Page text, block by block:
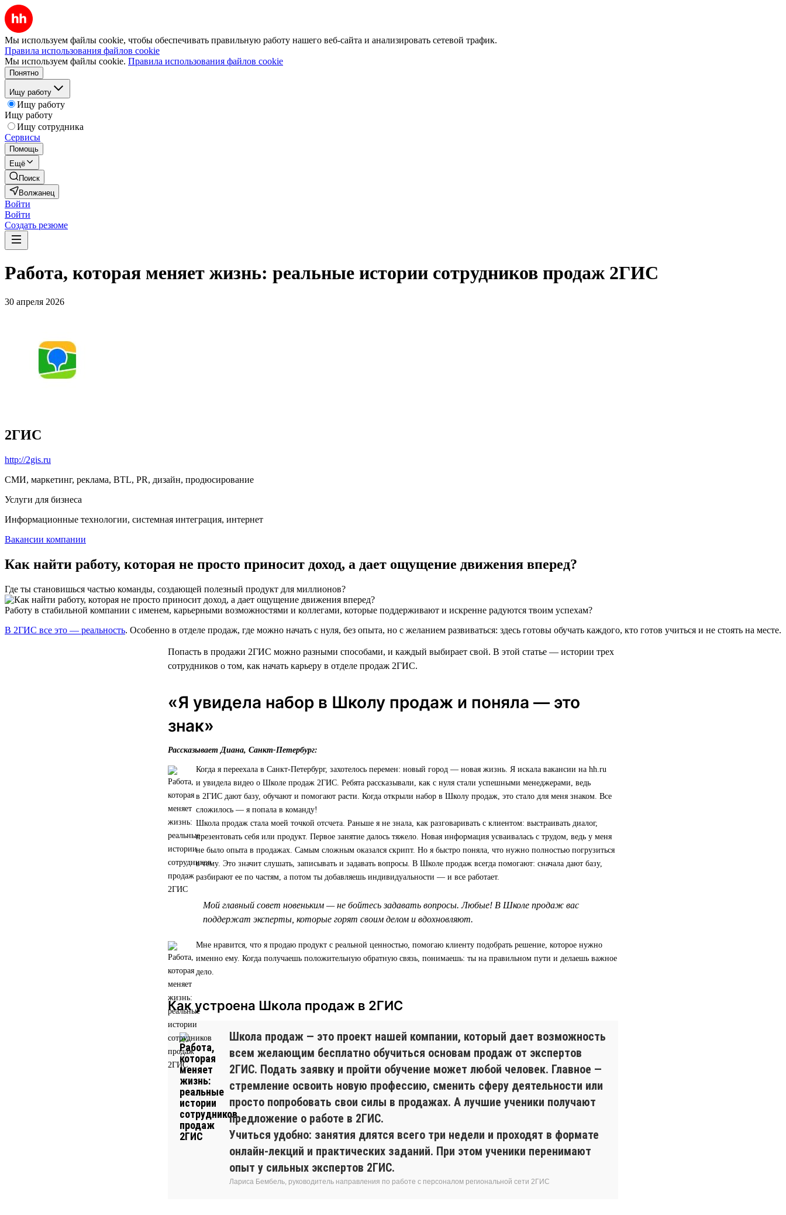
Мы используем файлы cookie, чтобы обеспечивать правильную работу нашего веб-сайта и анализировать сетевой трафик.
Правила использования файлов cookie
Мы используем файлы cookie. Правила использования файлов cookie
Понятно
Ищу работу
Ищу работу
Ищу работу
Ищу сотрудника
Сервисы
Помощь
Ещё
Поиск
Волжанец
Войти
Войти
Создать резюме
Работа, которая меняет жизнь: реальные истории сотрудников продаж 2ГИС
30 апреля 2026
2ГИС
http://2gis.ru
СМИ, маркетинг, реклама, BTL, PR, дизайн, продюсирование
Услуги для бизнеса
Информационные технологии, системная интеграция, интернет
Вакансии компании
Как найти работу, которая не просто приносит доход, а дает ощущение движения вперед?
Где ты становишься частью команды, создающей полезный продукт для миллионов?
Работу в стабильной компании с именем, карьерными возможностями и коллегами, которые поддерживают и искренне радуются твоим успехам?
В 2ГИС все это — реальность. Особенно в отделе продаж, где можно начать с нуля, без опыта, но с желанием развиваться: здесь готовы обучать каждого, кто готов учиться и не стоять на месте.
Попасть в продажи 2ГИС можно разными способами, и каждый выбирает свой. В этой статье — истории трех
сотрудников о том, как начать карьеру в отделе продаж 2ГИС.
«Я увидела набор в Школу продаж и поняла — это
знак»
Рассказывает Диана, Санкт-Петербург:
Когда я переехала в Санкт-Петербург, захотелось перемен: новый город — новая жизнь. Я искала вакансии на hh.ru
и увидела видео о Школе продаж 2ГИС. Ребята рассказывали, как с нуля стали успешными менеджерами, ведь
в 2ГИС дают базу, обучают и помогают расти. Когда открыли набор в Школу продаж, это стало для меня знаком. Все
сложилось — я попала в команду!
Школа продаж стала моей точкой отсчета. Раньше я не знала, как разговаривать с клиентом: выстраивать диалог,
презентовать себя или продукт. Первое занятие далось тяжело. Новая информация усваивалась с трудом, ведь у меня
не было опыта в продажах. Самым сложным оказался скрипт. Но я быстро поняла, что нужно полностью погрузиться
в тему. Это значит слушать, записывать и задавать вопросы. В Школе продаж всегда помогают: сначала дают базу,
разбирают ее по частям, а потом ты добавляешь индивидуальности — и все работает.
Мой главный совет новеньким — не бойтесь задавать вопросы. Любые! В Школе продаж вас
поддержат эксперты, которые горят своим делом и вдохновляют.
Мне нравится, что я продаю продукт с реальной ценностью, помогаю клиенту подобрать решение, которое нужно
именно ему. Когда получаешь положительную обратную связь, понимаешь: ты на правильном пути и делаешь важное
дело.
Как устроена Школа продаж в 2ГИС
Школа продаж — это проект нашей компании, который дает возможность
всем желающим бесплатно обучиться основам продаж от экспертов
2ГИС. Подать заявку и пройти обучение может любой человек. Главное —
стремление освоить новую профессию, сменить сферу деятельности или
просто попробовать свои силы в продажах. А лучшие ученики получают
предложение о работе в 2ГИС.
Учиться удобно: занятия длятся всего три недели и проходят в формате
онлайн-лекций и практических заданий. При этом ученики перенимают
опыт у сильных экспертов 2ГИС.
Лариса Бембель, руководитель направления по работе с персоналом региональной сети 2ГИС